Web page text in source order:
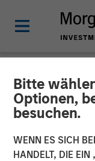
Bitte
Optionen,
besuchen.
WENN ES SICH
HANDELT, DIE EIN
NEWSROOM
New